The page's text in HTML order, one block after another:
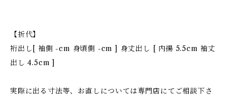
【折代】
裄出し[ 袖側 -cm 身頃側 -cm ] 身丈出し [ 内揚 5.5cm 袖丈
出し 4.5cm ]
実際に出る寸法等、お直しについては専門店にてご相談下さ